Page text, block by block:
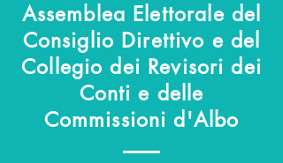
Assemblea Elettorale del
Consiglio Direttivo e del
Collegio dei Revisori dei
Conti e delle
Commissioni d'Albo